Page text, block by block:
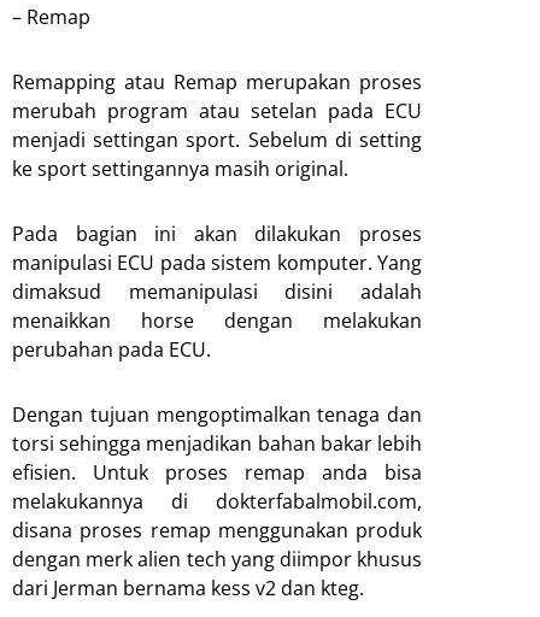
– Remap
Remapping atau Remap merupakan proses
merubah program atau setelan pada ECU
menjadi settingan sport. Sebelum di setting
ke sport settingannya masih original.
Pada bagian ini akan dilakukan proses
manipulasi ECU pada sistem komputer. Yang
dimaksud memanipulasi disini adalah
menaikkan horse dengan melakukan
perubahan pada ECU.
Dengan tujuan mengoptimalkan tenaga dan
torsi sehingga menjadikan bahan bakar lebih
efisien. Untuk proses remap anda bisa
melakukannya di dokterfabalmobil.com,
disana proses remap menggunakan produk
dengan merk alien tech yang diimpor khusus
dari Jerman bernama kess v2 dan kteg.